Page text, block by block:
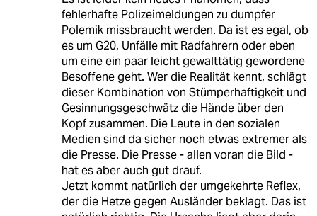
fehlerhafte Polizeimeldungen zu dumpfer
Polemik missbraucht werden. Da ist es egal, ob
es um G20, Unfälle mit Radfahrern oder eben
um eine ein paar leicht gewalttätig gewordene
Besoffene geht. Wer die Realität kennt, schlägt
dieser Kombination von Stümperhaftigkeit und
Gesinnungsgeschwätz die Hände über den
Kopf zusammen. Die Leute in den sozialen
Medien sind da sicher noch etwas extremer als
die Presse. Die Presse - allen voran die Bild -
hat es aber auch gut drauf.
Jetzt kommt natürlich der umgekehrte Reflex,
der die Hetze gegen Ausländer beklagt. Das ist